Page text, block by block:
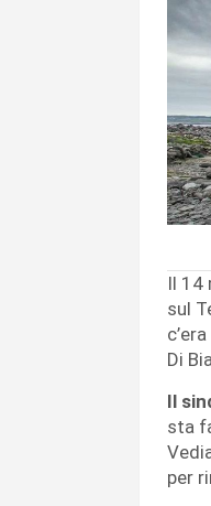
Il 14
sul
Di
Il
sta
per